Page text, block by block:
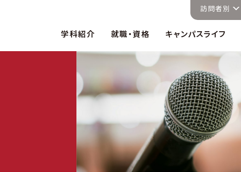
訪問者別
学科紹介 就職・資格 キャンパスライフ